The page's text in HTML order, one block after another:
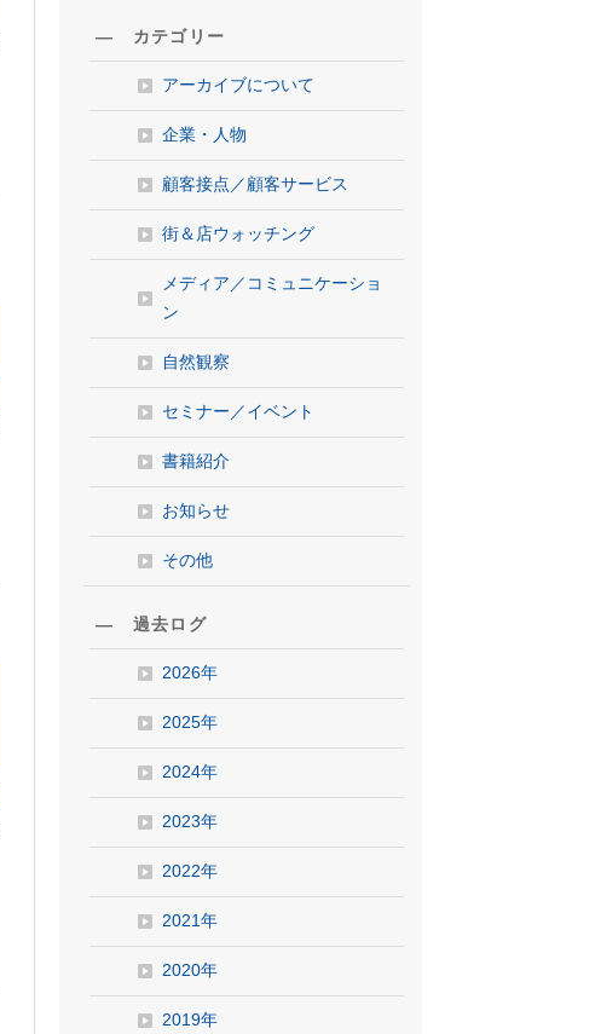
― カテゴリー
アーカイブについて
企業・人物
顧客接点／顧客サービス
街＆店ウォッチング
メディア／コミュニケーショ
ン
自然観察
セミナー／イベント
書籍紹介
お知らせ
その他
― 過去ログ
2026年
2025年
2024年
2023年
2022年
2021年
2020年
2019年